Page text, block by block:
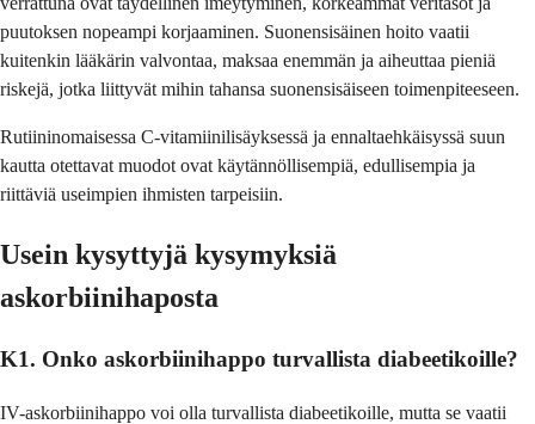
puutoksen nopeampi korjaaminen. Suonensisäinen hoito vaatii
kuitenkin lääkärin valvontaa, maksaa enemmän ja aiheuttaa pieniä
riskejä, jotka liittyvät mihin tahansa suonensisäiseen toimenpiteeseen.
Rutiininomaisessa C-vitamiinilisäyksessä ja ennaltaehkäisyssä suun
kautta otettavat muodot ovat käytännöllisempiä, edullisempia ja
riittäviä useimpien ihmisten tarpeisiin.
Usein kysyttyjä kysymyksiä
askorbiinihaposta
K1. Onko askorbiinihappo turvallista diabeetikoille?
IV-askorbiinihappo voi olla turvallista diabeetikoille, mutta se vaatii